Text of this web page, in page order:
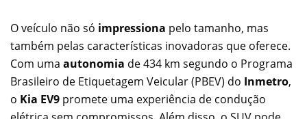
O veículo não só impressiona pelo tamanho, mas
também pelas características inovadoras que oferece.
Com uma autonomia de 434 km segundo o Programa
Brasileiro de Etiquetagem Veicular (PBEV) do Inmetro,
o Kia EV9 promete uma experiência de condução